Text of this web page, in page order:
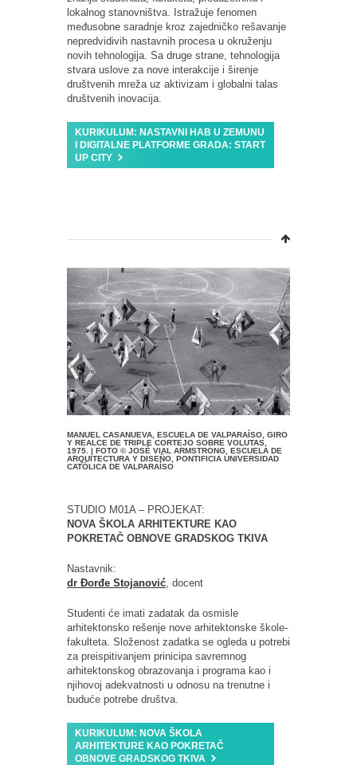
lokalnog stanovništva. Istražuje fenomen
međusobne saradnje kroz zajedničko rešavanje
nepredvidivih nastavnih procesa u okruženju
novih tehnologija. Sa druge strane, tehnologija
stvara uslove za nove interakcije i širenje
društvenih mreža uz aktivizam i globalni talas
društvenih inovacija.
KURIKULUM: NASTAVNI HAB U ZEMUNU
I DIGITALNE PLATFORME GRADA: START
UP CITY
MANUEL CASANUEVA, ESCUELA DE VALPARAÍSO, GIRO
Y REALCE DE TRIPLE CORTEJO SOBRE VOLUTAS,
1975. | FOTO © JOSÉ VIAL ARMSTRONG, ESCUELA DE
ARQUITECTURA Y DISEÑO, PONTIFICIA UNIVERSIDAD
CATÓLICA DE VALPARAÍSO
STUDIO M01A – PROJEKAT:
NOVA ŠKOLA ARHITEKTURE KAO
POKRETAČ OBNOVE GRADSKOG TKIVA
Nastavnik:
dr Đorđe Stojanović , docent
Studenti će imati zadatak da osmisle
arhitektonsko rešenje nove arhitektonske škole-
fakulteta. Složenost zadatka se ogleda u potrebi
za preispitivanjem prinicipa savremnog
arhitektonskog obrazovanja i programa kao i
njihovoj adekvatnosti u odnosu na trenutne i
buduće potrebe društva.
KURIKULUM: NOVA ŠKOLA
ARHITEKTURE KAO POKRETAČ
OBNOVE GRADSKOG TKIVA